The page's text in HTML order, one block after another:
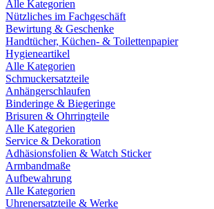
Alle Kategorien
Nützliches im Fachgeschäft
Bewirtung & Geschenke
Handtücher, Küchen- & Toilettenpapier
Hygieneartikel
Alle Kategorien
Schmuckersatzteile
Anhängerschlaufen
Binderinge & Biegeringe
Brisuren & Ohrringteile
Alle Kategorien
Service & Dekoration
Adhäsionsfolien & Watch Sticker
Armbandmaße
Aufbewahrung
Alle Kategorien
Uhrenersatzteile & Werke